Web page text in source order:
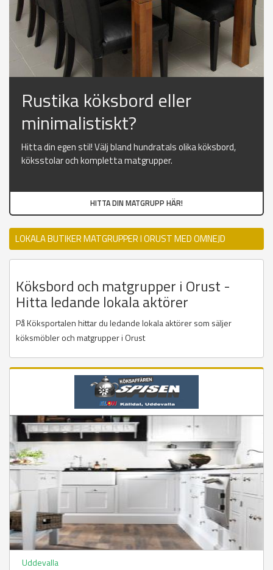
Rustika köksbord eller
minimalistiskt?
Hitta din egen stil! Välj bland hundratals olika köksbord,
köksstolar och kompletta matgrupper.
HITTA DIN MATGRUPP HÄR!
LOKALA BUTIKER MATGRUPPER I ORUST MED OMNEJD
Köksbord och matgrupper i Orust -
Hitta ledande lokala aktörer
På Köksportalen hittar du ledande lokala aktörer som säljer
köksmöbler och matgrupper i Orust
Uddevalla